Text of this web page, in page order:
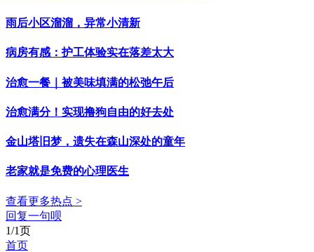
雨后小区溜溜，异常小清新
病房有感：护工体验实在落差太大
治愈一餐｜被美味填满的松弛午后
治愈满分！实现撸狗自由的好去处
金山塔旧梦，遗失在森山深处的童年
老家就是免费的心理医生
查看更多热点 >
回复一句呗
1/1页
首页